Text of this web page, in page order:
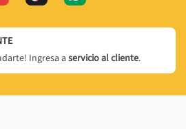
Ingresa a servicio al cliente.